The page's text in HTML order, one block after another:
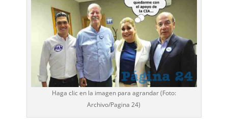
Haga clic en la imagen para agrandar (Foto:
Archivo/Pagina 24)